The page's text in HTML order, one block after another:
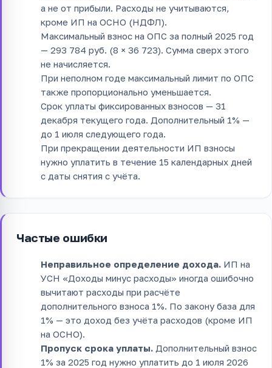
а не от прибыли. Расходы не учитываются,
кроме ИП на ОСНО (НДФЛ).
Максимальный взнос на ОПС за полный 2025 год
— 293 784 руб. (8 × 36 723). Сумма сверх этого
не начисляется.
При неполном годе максимальный лимит по ОПС
также пропорционально уменьшается.
Срок уплаты фиксированных взносов — 31
декабря текущего года. Дополнительный 1% —
до 1 июля следующего года.
При прекращении деятельности ИП взносы
нужно уплатить в течение 15 календарных дней
с даты снятия с учёта.
Частые ошибки
Неправильное определение дохода. ИП на
УСН «Доходы минус расходы» иногда ошибочно
вычитают расходы при расчёте
дополнительного взноса 1%. По закону база для
1% — это доход без учёта расходов (кроме ИП
на ОСНО).
Пропуск срока уплаты. Дополнительный взнос
1% за 2025 год нужно уплатить до 1 июля 2026